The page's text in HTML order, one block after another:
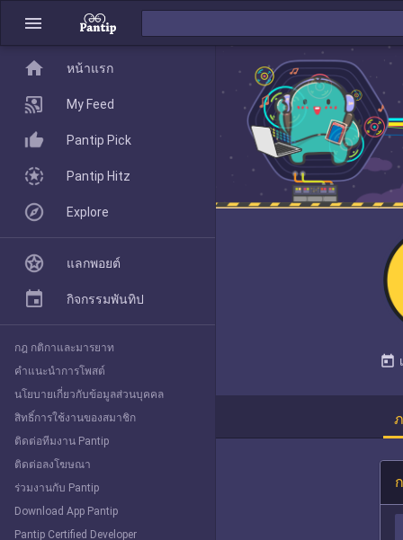
menu
today
home
Pantip Pick
Explore
home หน้าแรก
My Feed
Pantip Pick
Pantip Hitz
Explore
แลกพอยต์
กิจกรรมพันทิป
กฎ กติกาและมารยาท
คำแนะนำการโพสต์
นโยบายเกี่ยวกับข้อมูลส่วนบุคคล
สิทธิ์การใช้งานของสมาชิก
ติดต่อทีมงาน Pantip
ติดต่อลงโฆษณา
ร่วมงานกับ Pantip
Download App Pantip
Pantip Certified Developer